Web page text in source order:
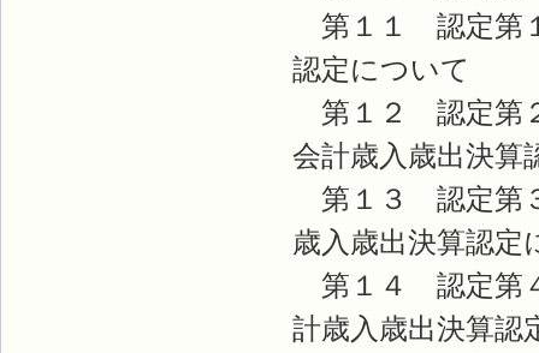
第１１ 認定第
認定につ
第１２ 認定第
会計歳入歳出決算
第１３ 認定第
歳入歳出決算認定
第１４ 認定第
計歳入歳出決算認